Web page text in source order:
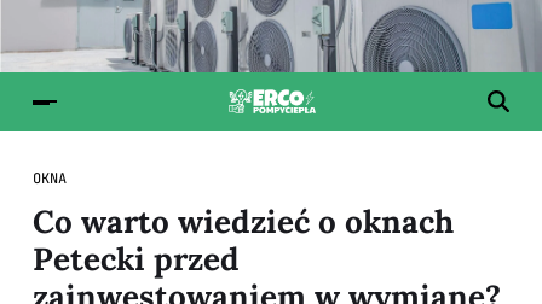
OKNA
Co warto wiedzieć o oknach
Petecki przed